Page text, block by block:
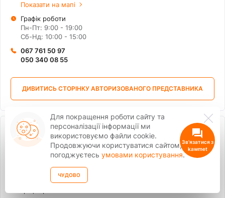
Показати на мапі
Графік роботи
Пн-Пт: 9:00 - 19:00
Сб-Нд: 10:00 - 15:00
067 761 50 97
050 340 08 55
ДИВИТИСЬ СТОРІНКУ АВТОРИЗОВАНОГО ПРЕДСТАВНИКА
КЕДР - АВТОРИЗОВАНИЙ ДИЛЕР ТМ KAWMET У
М. ДНІПРО (053)
Дніпропетровська обл., м. Кривий Ріг, вул. Олександра
Васякіна, 4
Показати на мапі
Для покращення роботи сайту та
персоналізації інформації ми
використовуємо файли cookie.
Продовжуючи користуватися сайтом, ви
погоджуєтесь умовами користування.
ЧУДОВО